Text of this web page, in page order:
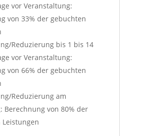
vor Veranstaltung:
von 33% der gebuchten
Reduzierung bis 1 bis 14
vor Veranstaltung:
von 66% der gebuchten
Reduzierung am
Berechnung von 80% der